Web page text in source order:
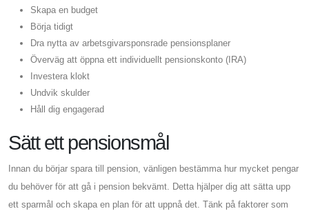
Skapa en budget
Börja tidigt
Dra nytta av arbetsgivarsponsrade pensionsplaner
Överväg att öppna ett individuellt pensionskonto (IRA)
Investera klokt
Undvik skulder
Håll dig engagerad
Sätt ett pensionsmål
Innan du börjar spara till pension, vänligen bestämma hur mycket pengar
du behöver för att gå i pension bekvämt. Detta hjälper dig att sätta upp
ett sparmål och skapa en plan för att uppnå det. Tänk på faktorer som